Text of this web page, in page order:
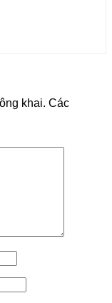
khai. Các